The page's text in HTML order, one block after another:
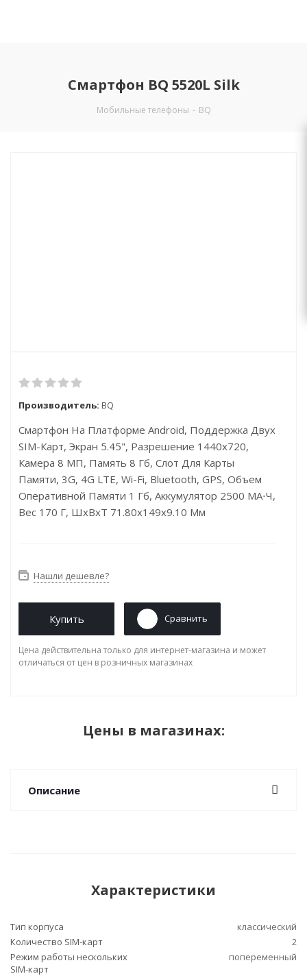
Смартфон BQ 5520L Silk
Мобильные телефоны - BQ
Производитель: BQ
Смартфон На Платформе Android, Поддержка Двух
SIM-Карт, Экран 5.45", Разрешение 1440x720,
Камера 8 МП, Память 8 Гб, Слот Для Карты
Памяти, 3G, 4G LTE, Wi-Fi, Bluetooth, GPS, Объем
Оперативной Памяти 1 Гб, Аккумулятор 2500 МА⋅ч,
Вес 170 Г, ШxВxТ 71.80x149x9.10 Мм
Нашли дешевле?
Купить Сравнить
Цена действительна только для интернет-магазина и может
отличаться от цен в розничных магазинах
Цены в магазинах:
Описание
Характеристики
Тип корпуса
классический
Количество SIM-карт
2
Режим работы нескольких
SIM-карт
попеременный